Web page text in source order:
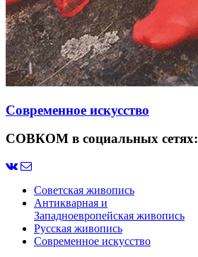
Современное искусство
СОВКОМ в социальных сетях:
Советская живопись
Антикварная и
Западноевропейская живопись
Русская живопись
Современное искусство